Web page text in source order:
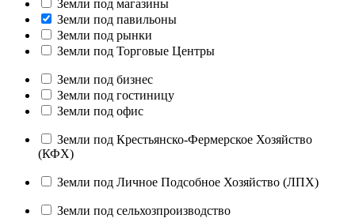
Земли под магазины
Земли под павильоны
Земли под рынки
Земли под Торговые Центры
Земли под бизнес
Земли под гостиницу
Земли под офис
Земли под Крестьянско-Фермерское Хозяйство
(КФХ)
Земли под Личное Подсобное Хозяйство (ЛПХ)
Земли под сельхозпроизводство